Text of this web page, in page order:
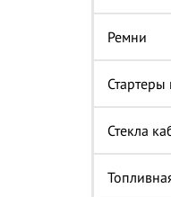
Ремни
Стартеры
Стекла